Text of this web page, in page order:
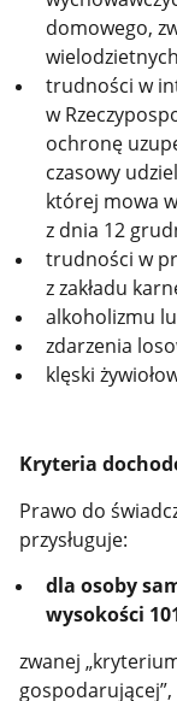
domowego,
trudności w
w
ochronę
czasowy
której mowa
z dnia 12
trudności w
z zakładu
alkoholizmu
zdarzenia
klęski
Kryteria
Prawo do
przysługuje:
dla osoby
wysokości
zwanej
gospodarującej”,